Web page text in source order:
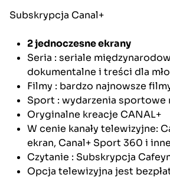
Subskrypcja Canal+
2 jednoczesne ekrany
Seria : seriale
dokumentalne i treści dla
Filmy : bardzo najnowsze
Sport : wydarzenia sportowe
Oryginalne kreacje CANAL+
W cenie kanały telewizyjne:
ekran, Canal+ Sport 360 i inne
Czytanie : Subskrypcja
Opcja telewizyjna jest